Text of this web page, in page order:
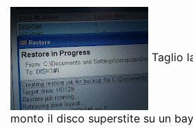
Taglio
monto il disco superstite su un bay